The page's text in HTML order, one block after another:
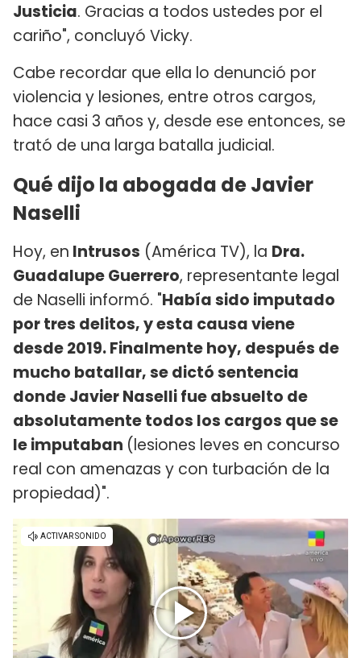
Justicia. Gracias a todos ustedes por el
cariño", concluyó Vicky.
Cabe recordar que ella lo denunció por
violencia y lesiones, entre otros cargos,
hace casi 3 años y, desde ese entonces, se
trató de una larga batalla judicial.
Qué dijo la abogada de Javier
Naselli
Hoy, en Intrusos (América TV), la Dra.
Guadalupe Guerrero, representante legal
de Naselli informó. "Había sido imputado
por tres delitos, y esta causa viene
desde 2019. Finalmente hoy, después de
mucho batallar, se dictó sentencia
donde Javier Naselli fue absuelto de
absolutamente todos los cargos que se
le imputaban (lesiones leves en concurso
real con amenazas y con turbación de la
propiedad)".